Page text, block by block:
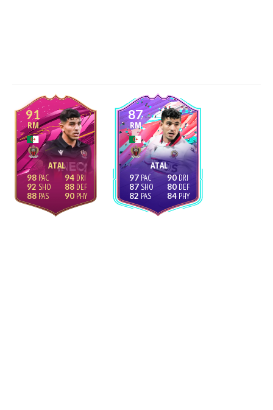
91
RM
ATAL
98
92
88
94
88
90
87
RM
ATAL
97
87
82
90
80
84